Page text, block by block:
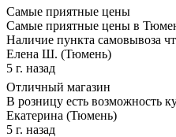
Самые приятные цены
Самые приятные цены в
Наличие пункта самовывоза
Елена Ш. (Тюмень)
5 г. назад
Отличный магазин
В розницу есть возможность
Екатерина (Тюмень)
5 г. назад